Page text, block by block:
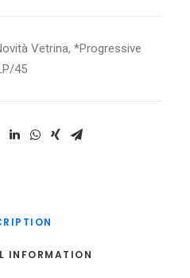
Vetrina, *Progressive
45
INFORMATION